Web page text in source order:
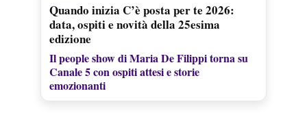
Quando inizia C’è posta per te 2026:
data, ospiti e novità della 25esima
edizione
Il people show di Maria De Filippi torna su
Canale 5 con ospiti attesi e storie
emozionanti